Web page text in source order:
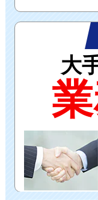
大